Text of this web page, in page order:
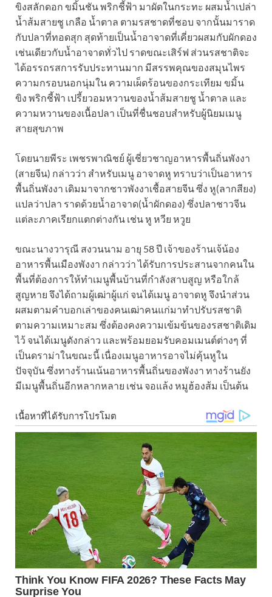
ขิงสลักดอก ขมิ้นชัน พริกชี้ฟ้า มาผัดในกระทะ ผสมน้ำเปล่า
น้ำส้มสายชู เกลือ น้ำตาล ตามรสชาดที่ชอบ จากนั้นมาราด
กับปลาที่ทอดสุก สุดท้ายเป็นน้ำอาจาดที่เคี่ยวผสมกับผักดอง
เช่นเดียวกับน้ำอาจาดทั่วไป ราดขณะเสิร์ฟ ส่วนรสชาติจะ
ได้อรรถรสการรับประทานมาก มีสรรพคุณของสมุนไพร
ความกรอบนอกนุ่มใน ความเผ็ดร้อนของกระเทียม ขมิ้น
ขิง พริกชี้ฟ้า เปรี้ยวอมหวานของน้ำส้มสายชู น้ำตาล และ
ความหวานของเนื้อปลา เป็นที่ชื่นชอบสำหรับผู้นิยมเมนู
สายสุขภาพ
โดยนายพีระ เพชรพาณิชย์ ผู้เชี่ยวชาญอาหารพื้นถิ่นพังงา
(สายจีน) กล่าวว่า สำหรับเมนู อาจาดหู ทราบว่าเป็นอาหาร
พื้นถิ่นพังงา เดิมมาจากชาวพังงาเชื้อสายจีน ซึ่ง หู(ลากสียง)
แปลว่าปลา ราดด้วยน้ำอาจาด(น้ำผักดอง) ซึ่งปลาชาวจีน
แต่ละภาคเรียกแตกต่างกัน เช่น หู หวีย หวูย
ขณะนางวารุณี สงวนนาม อายุ 58 ปี เจ้าของร้านเจ้น้อง
อาหารพื้นเมืองพังงา กล่าวว่า ได้รับการประสานจากคนใน
พื้นที่ต้องการให้ทำเมนูพื้นบ้านที่กำลังสาบสูญ หรือใกล้
สูญหาย จึงได้ถามผู้เฒ่าผู้แก่ จนได้เมนู อาจาดหู จึงนำส่วน
ผสมตามคำบอกเล่าของคนเฒ่าคนแก่มาทำปรับรสชาติ
ตามความเหมาะสม ซึ่งต้องคงความเข้มข้นของรสชาติเดิม
ไว้ จนได้เมนูดังกล่าว และพร้อมยอมรับคอมเมนต์ต่างๆ ที่
เป็นดราม่าในขณะนี้ เนื่องเมนูอาหารอาจไม่คุ้นหูใน
ปัจจุบัน ซึ่งทางร้านเน้นอาหารพื้นถิ่นของพังงา ทางร้านยัง
มีเมนูพื้นถิ่นอีกหลากหลาย เช่น จอแล้ง หมูฮ้องส้ม เป็นต้น